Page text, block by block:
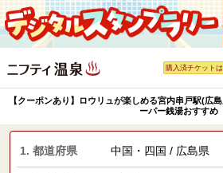
購入済チケット
【クーポンあり】ロウリュが楽しめる宮内串戸駅(広
ーパー銭湯おすすめ
1. 都道府県 中国・四国 / 広島県